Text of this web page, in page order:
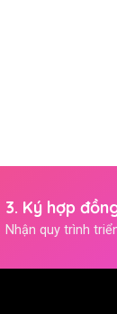
3. Ký hợp
Nhận quy trình